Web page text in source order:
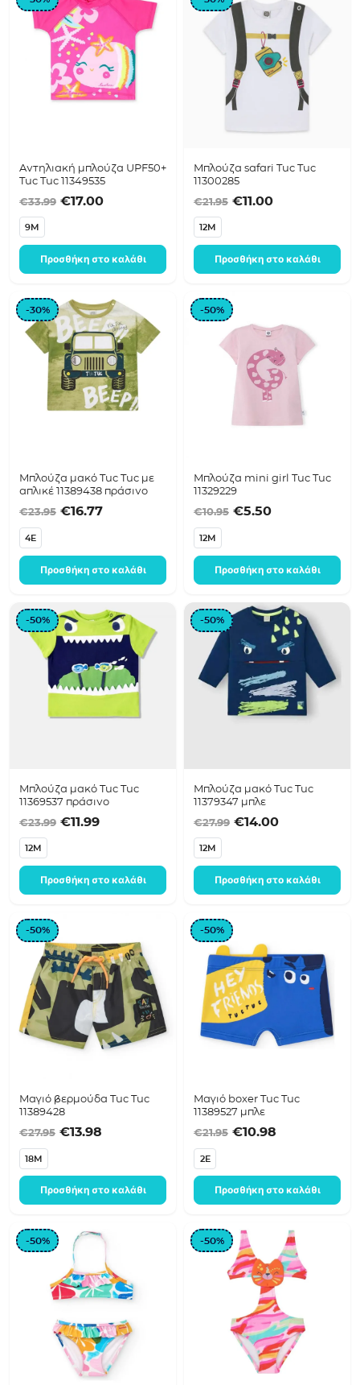
Αντηλιακή μπλούζα UPF50+
Tuc Tuc 11349535
€33.99 Original price was: €33.99.
€17.00Η τρέχουσα τιμή είναι: €17.00.
9M
Προσθήκη στο καλάθι
Μπλούζα safari Tuc Tuc
11300285
€21.95 Original price was:
€11.00Η τρέχουσα
12M
Προσθήκη στο καλάθι
-30%
Μπλούζα μακό Tuc Tuc με
απλικέ 11389438 πράσινο
€23.95 Original price was: €23.95.
€16.77Η τρέχουσα τιμή είναι: €16.77.
4E
Προσθήκη στο καλάθι
-50%
Μπλούζα mini girl Tuc Tuc
11329229
€10.95 Original price
€5.50Η τρέχουσα
12M
Προσθήκη στο καλάθι
-50%
Μπλούζα μακό Tuc Tuc
11369537 πράσινο
€23.99 Original price was: €23.99.
€11.99Η τρέχουσα τιμή είναι: €11.99.
12M
Προσθήκη στο καλάθι
-50%
Μπλούζα μακό Tuc Tuc
11379347 μπλε
€27.99 Original price
€14.00Η τρέχουσα
12M
Προσθήκη στο καλάθι
-50%
Μαγιό βερμούδα Tuc Tuc
11389428
€27.95 Original price was: €27.95.
€13.98 Η τρέχουσα τιμή είναι: €13.98.
18M
Προσθήκη στο καλάθι
-50%
Μαγιό boxer Tuc Tuc
11389527 μπλε
€21.95 Original price was:
€10.98
2E
Προσθήκη στο καλάθι
-50% -50%